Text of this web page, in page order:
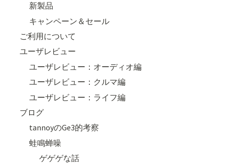
新製品
キャンペーン＆セール
ご利用について
ユーザレビュー
ユーザレビュー：オーディオ編
ユーザレビュー：クルマ編
ユーザレビュー：ライフ編
ブログ
tannoyのGe3的考察
蛙鳴蝉噪
ゲゲゲな話